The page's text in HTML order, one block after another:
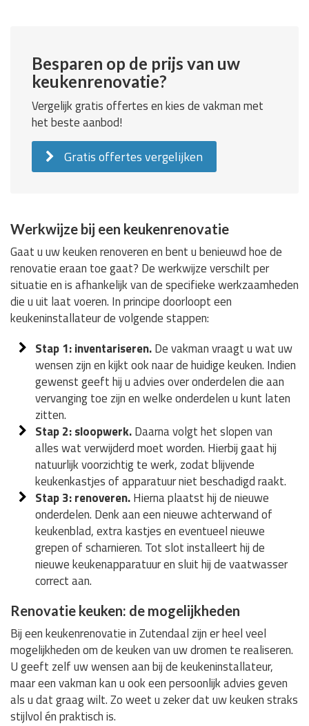
Besparen op de prijs van uw
keukenrenovatie?
Vergelijk gratis offertes en kies de vakman met
het beste aanbod!
Gratis offertes vergelijken
Werkwijze bij een keukenrenovatie
Gaat u uw keuken renoveren en bent u benieuwd hoe de
renovatie eraan toe gaat? De werkwijze verschilt per
situatie en is afhankelijk van de specifieke werkzaamheden
die u uit laat voeren. In principe doorloopt een
keukeninstallateur de volgende stappen:
Stap 1: inventariseren.De vakman vraagt u wat uw
wensen zijn en kijkt ook naar de huidige keuken. Indien
gewenst geeft hij u advies over onderdelen die aan
vervanging toe zijn en welke onderdelen u kunt laten
zitten.
Stap 2: sloopwerk.Daarna volgt het slopen van
alles wat verwijderd moet worden. Hierbij gaat hij
natuurlijk voorzichtig te werk, zodat blijvende
keukenkastjes of apparatuur niet beschadigd raakt.
Stap 3: renoveren.Hierna plaatst hij de nieuwe
onderdelen. Denk aan een nieuwe achterwand of
keukenblad, extra kastjes en eventueel nieuwe
grepen of scharnieren. Tot slot installeert hij de
nieuwe keukenapparatuur en sluit hij de vaatwasser
correct aan.
Renovatie keuken: de mogelijkheden
Bij een keukenrenovatie in Zutendaal zijn er heel veel
mogelijkheden om de keuken van uw dromen te realiseren.
U geeft zelf uw wensen aan bij de keukeninstallateur,
maar een vakman kan u ook een persoonlijk advies geven
als u dat graag wilt. Zo weet u zeker dat uw keuken straks
stijlvol én praktisch is.